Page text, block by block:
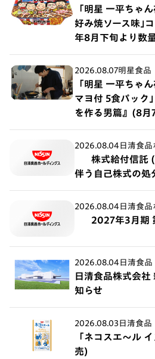
「明星 一平ちゃ
好み焼ソース味｣
年8月下旬より数
2026.08.07明星食品
「明星 一平ちゃ
マヨ付 5食パック
を作る男篇』(8月
2026.08.04 日清食品
株式給付信託
伴う自己株式の処
2026.08.04 日清食品
2027年3月期
2026.08.04 日清食品
日清食品株式会社
知らせ
2026.08.03 日清食品
「ネコスエ～ル
売)